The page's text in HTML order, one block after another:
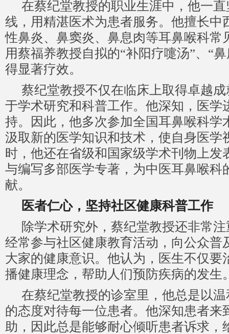
在蔡纪堂教授的职业生涯中，他一
线，用精湛医术为患者服务。他擅长中
性鼻炎、鼻窦炎、鼻息肉等耳鼻喉科常
用蔡福养教授自拟的“补阳疗嚏汤”、“
得显著疗效。
蔡纪堂教授不仅在临床上取得卓越
于学术研究和科普工作。他深知，医学
持。因此，他多次参加全国耳鼻喉科学
汲取新的医学知识和技术，使自身医学
时，他还在省级和国家级学术刊物上发
与编写多部医学专著，为中医耳鼻喉科
献。
医者仁心，坚持社区健康科普工作
除学术研究外，蔡纪堂教授还非常
经常参与社区健康教育活动，向公众普
大家的健康意识。他认为，医生不仅要
播健康理念，帮助人们预防疾病的发生
在蔡纪堂教授的诊室里，他总是以
的态度对待每一位患者。他深知患者来
助，因此总是能够耐心倾听患者诉求，